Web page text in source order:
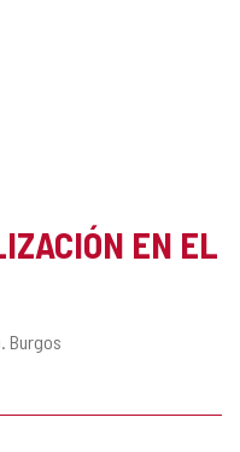
EN EL
Burgos